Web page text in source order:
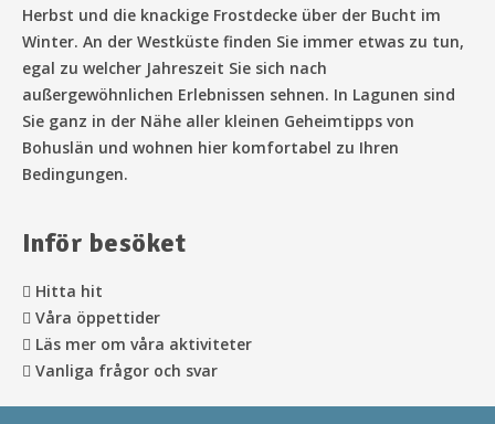
Erlebnisse. Sauna, Badewanne oder Abendessen direkt am
Herbst und die knackige Frostdecke über der Bucht im
Winter. An der Westküste finden Sie immer etwas zu tun,
egal zu welcher Jahreszeit Sie sich nach
außergewöhnlichen Erlebnissen sehnen. In Lagunen sind
Sie ganz in der Nähe aller kleinen Geheimtipps von
Bohuslän und wohnen hier komfortabel zu Ihren
Bedingungen.
Inför besöket
Hitta hit
Våra öppettider
Läs mer om våra aktiviteter
Vanliga frågor och svar